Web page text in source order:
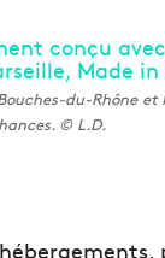
du-Rhône
© L.D.